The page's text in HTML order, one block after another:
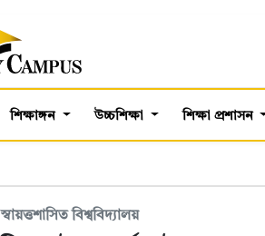
শিক্ষাঙ্গন উচ্চশিক্ষা শিক্ষা প্রশাসন
স্বায়ত্তশাসিত বিশ্ববিদ্যালয়